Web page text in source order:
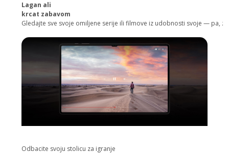
Lagan ali
krcat zabavom
Gledajte sve svoje omiljene serije ili filmove iz udobnosti svoje — pa,
Odbacite svoju stolicu za igranje